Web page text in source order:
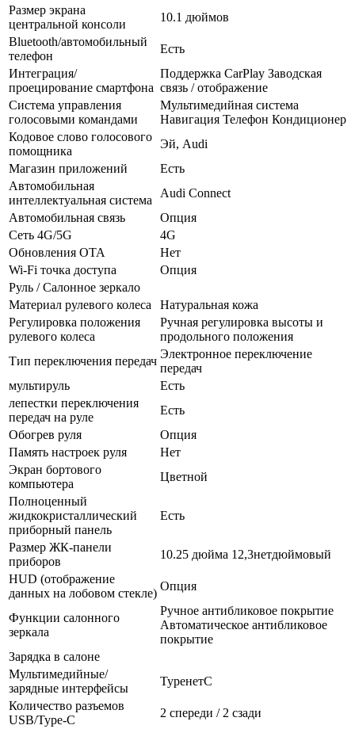
Размер экрана
центральной консоли
10.1 дюймов
Bluetooth/автомобильный
телефон
Есть
Интеграция/
проецирование смартфона
Поддержка CarPlay Заводская
связь / отображение
Система управления
голосовыми командами
Мультимедийная система
Навигация Телефон Кондиционер
Кодовое слово голосового
помощника
Эй, Audi
Магазин приложений
Есть
Автомобильная
интеллектуальная система
Audi Connect
Автомобильная связь
Опция
Сеть 4G/5G
4G
Обновления OTA
Нет
Wi-Fi точка доступа
Опция
Руль / Салонное зеркало
Материал рулевого колеса
Натуральная кожа
Регулировка положения
рулевого колеса
Ручная регулировка высоты и
продольного положения
Тип переключения передач
Электронное переключение
передач
мультируль
Есть
лепестки переключения
передач на руле
Есть
Обогрев руля
Опция
Память настроек руля
Нет
Экран бортового
компьютера
Цветной
Полноценный
жидкокристаллический
приборный панель
Есть
Размер ЖК-панели
приборов
10.25 дюйма 12,3нетдюймовый
HUD (отображение
данных на лобовом стекле)
Опция
Функции салонного
зеркала
Ручное антибликовое покрытие
Автоматическое антибликовое
покрытие
Зарядка в салоне
Мультимедийные/
зарядные интерфейсы
TypeнетC
Количество разъемов
USB/Type-C
2 спереди / 2 сзади